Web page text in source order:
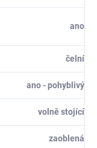
ano
čelní
ano - pohyblivý
volně stojící
zaoblená